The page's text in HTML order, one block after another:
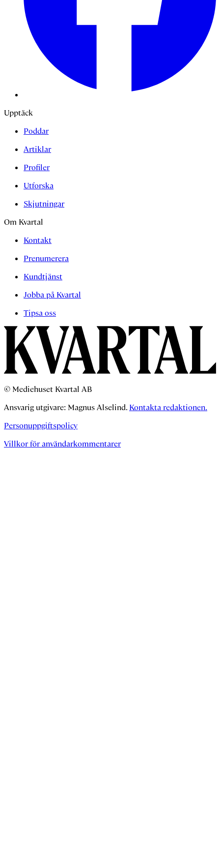
Upptäck
Poddar
Artiklar
Profiler
Utforska
Skjutningar
Om Kvartal
Kontakt
Prenumerera
Kundtjänst
Jobba på Kvartal
Tipsa oss
© Mediehuset Kvartal AB
Ansvarig utgivare: Magnus Alselind. Kontakta redaktionen.
Personuppgiftspolicy
Villkor för användarkommentarer